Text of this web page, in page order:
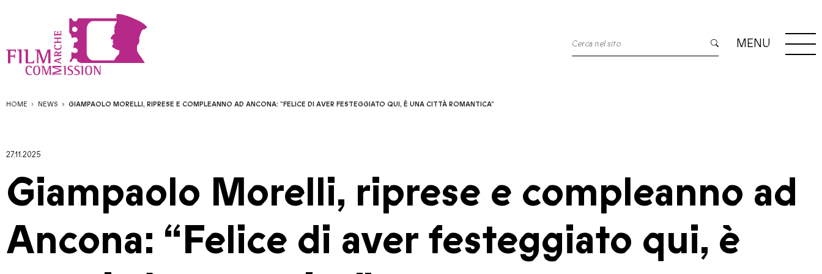
MENU
HOME NEWS GIAMPAOLO MORELLI, RIPRESE E COMPLEANNO AD ANCONA: “FELICE DI AVER FESTEGGIATO QUI, È UNA CITTÀ ROMANTICA”
27.11.2025
Giampaolo Morelli, riprese e compleanno ad
Ancona: “Felice di aver festeggiato qui, è